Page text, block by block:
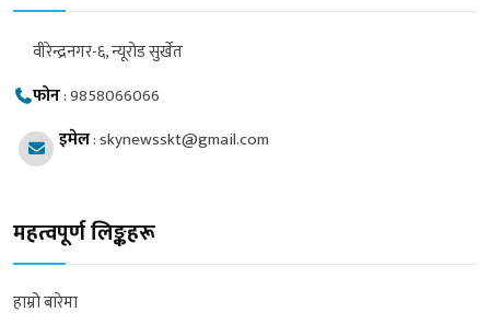
वीरेन्द्रनगर-६, न्यूरोड सुर्खेत
फोन:9858066066
इमेल:skynewsskt@gmail.com
महत्वपूर्ण लिङ्कहरू
हाम्रो बारेमा